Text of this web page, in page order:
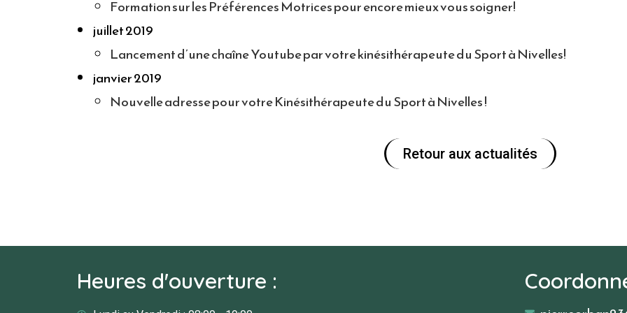
Formation sur les Préférences Motrices pour encore mieux vous soigner!
juillet 2019
Lancement d’une chaîne Youtube par votre kinésithérapeute du Sport à Nivelles!
janvier 2019
Nouvelle adresse pour votre Kinésithérapeute du Sport à Nivelles !
Retour aux actualités
Heures d'ouverture :